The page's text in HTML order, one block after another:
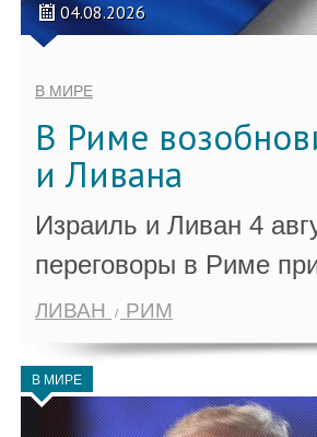
04.08.2026
В МИРЕ
В Риме
и Ливана
Израиль и Ливан 4
переговоры в Риме
ЛИВАН РИМ
В МИРЕ